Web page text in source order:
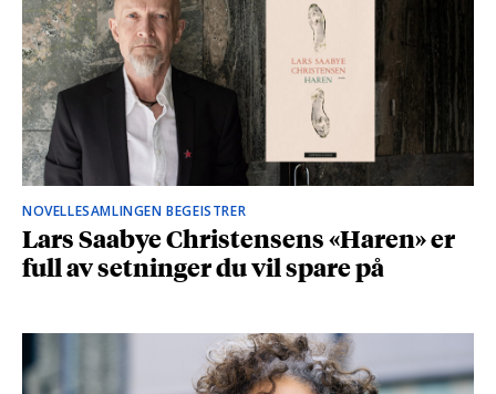
NOVELLESAMLINGEN BEGEISTRER
Lars Saabye Christensens «Haren» er
full av setninger du vil spare på